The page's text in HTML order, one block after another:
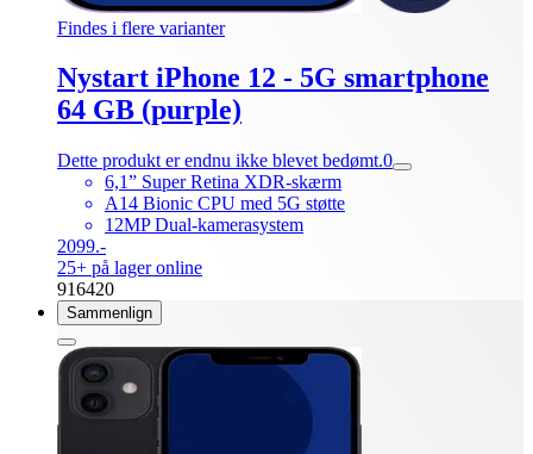
Findes i flere varianter
Nystart iPhone 12 - 5G smartphone
64 GB (purple)
Dette produkt er endnu ikke blevet bedømt.0
6,1” Super Retina XDR-skærm
A14 Bionic CPU med 5G støtte
12MP Dual-kamerasystem
2099.-
25+ på lager online
916420
Sammenlign